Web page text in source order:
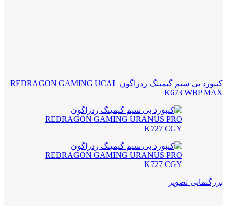
کیبورد بی سیم گیمینگ ردراگون REDRAGON GAMING UCAL
K673 WBP MAX
بزرگنمایی تصویر